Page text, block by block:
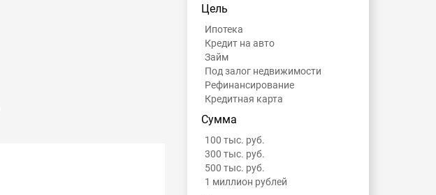
Цель
Ипотека
Кредит на авто
Займ
Под залог недвижимости
Рефинансирование
Кредитная карта
Сумма
100 тыс. руб.
300 тыс. руб.
500 тыс. руб.
1 миллион рублей